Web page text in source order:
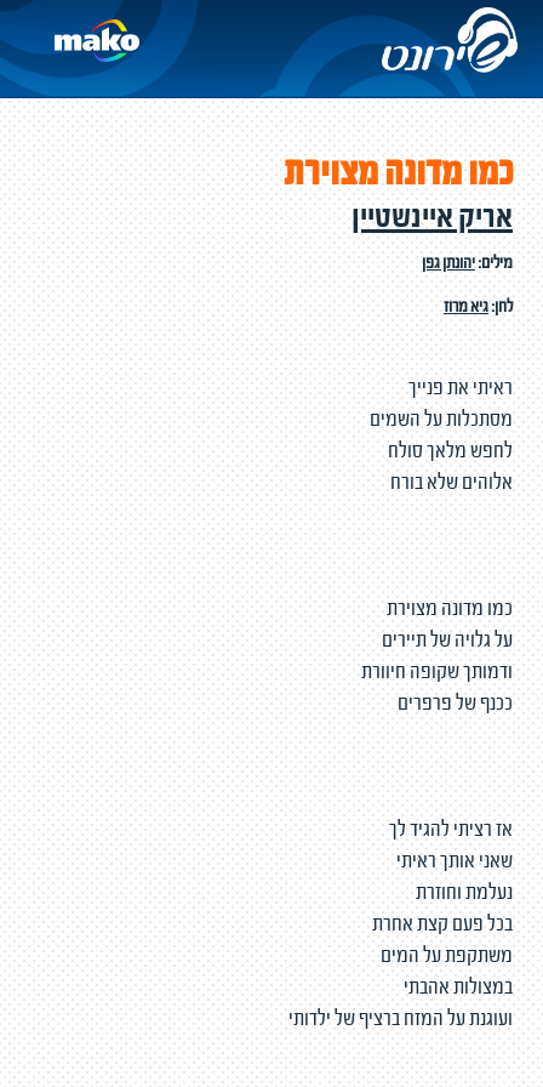
כמו מדונה מצוירת
אריק איינשטיין
מילים:יהונתן גפן
לחן:גיא מרוז
ראיתי את פנייך
מסתכלות על השמים
לחפש מלאך סולח
אלוהים שלא בורח
כמו מדונה מצוירת
על גלויה של תיירים
ודמותך שקופה חיוורת
ככנף של פרפרים
אז רציתי להגיד לך
שאני אותך ראיתי
נעלמת וחוזרת
בכל פעם קצת אחרת
משתקפת על המים
במצולות אהבתי
ועוגנת על המזח ברציף של ילדותי